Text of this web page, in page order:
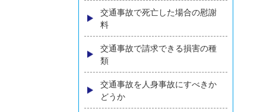
内臓の後遺障害
物損事故の損害賠償
自動車保険の基礎知識
人身事故における慰謝料の相場